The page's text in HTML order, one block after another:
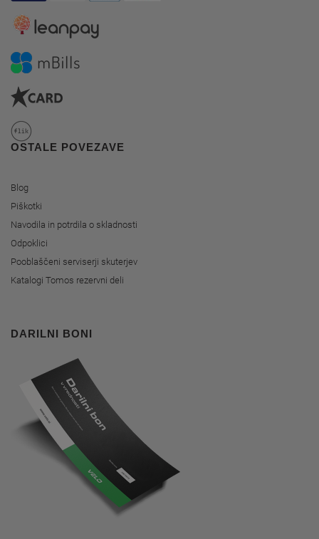
OSTALE POVEZAVE
Blog
Piškotki
Navodila in potrdila o skladnosti
Odpoklici
Pooblaščeni serviserji skuterjev
Katalogi Tomos rezervni deli
DARILNI BONI